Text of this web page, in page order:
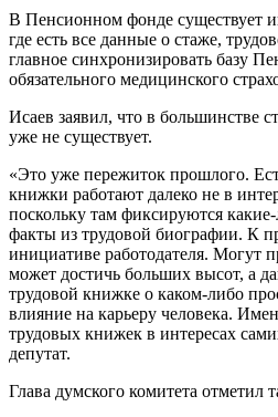
В Пенсионном фонде существует
где есть все данные о стаже,
главное синхронизировать базу
обязательного медицинского
Исаев заявил, что в большинстве
уже не существует.
«Это уже пережиток прошлого.
книжки работают далеко не в
поскольку там фиксируются
факты из трудовой биографии. К
инициативе работодателя. Могут
может достичь больших высот, а
трудовой книжке о каком-либо
влияние на карьеру человека.
трудовых книжек в интересах
депутат.
Глава думского комитета отметил